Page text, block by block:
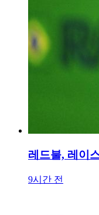
레드불, 레이
9시간 전